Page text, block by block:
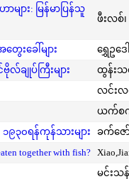
ျား: မြန်မာပြန်သူ
ဖီးလစ်
းခေါ်များ
ရွှေဥဒေ
ချုပ်ကြီးများ
ထွန်းသ
လင်းလ
ယက်စကီ
၁၉၃၀ရန်ကုန်သားများ
ခက်ဇေ
together with fish?
မင်းသ